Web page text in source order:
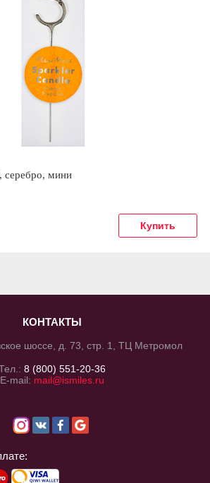
серебро, мини
КОНТАКТЫ
шоссе, д. 73, стр. 1, ТЦ Метромол
8 (800) 551-20-36
E-mail: mail@ismiles.ru